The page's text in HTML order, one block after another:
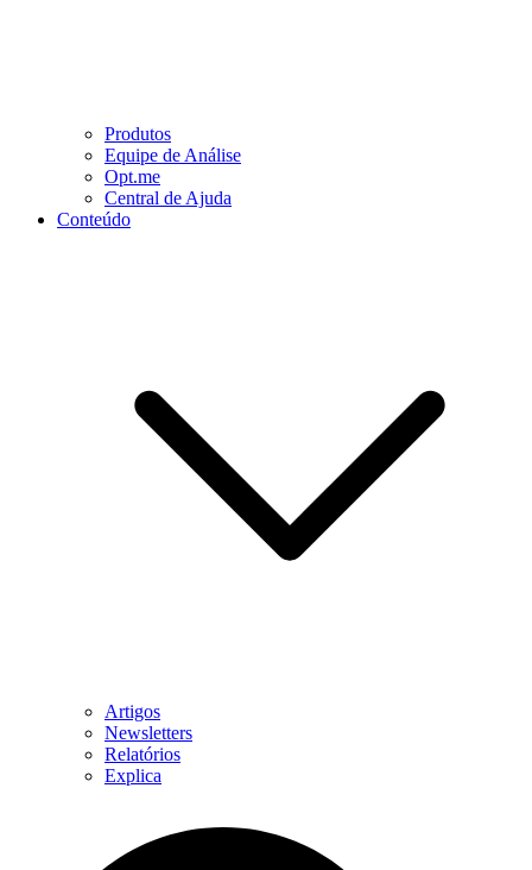
Produtos
Equipe de Análise
Opt.me
Central de Ajuda
Conteúdo
Artigos
Newsletters
Relatórios
Explica